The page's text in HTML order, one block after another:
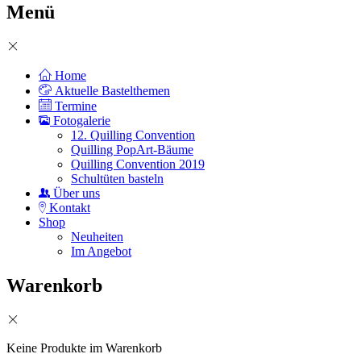
Menü
Home
Aktuelle Bastelthemen
Termine
Fotogalerie
12. Quilling Convention
Quilling PopArt-Bäume
Quilling Convention 2019
Schultüten basteln
Über uns
Kontakt
Shop
Neuheiten
Im Angebot
Warenkorb
Keine Produkte im Warenkorb